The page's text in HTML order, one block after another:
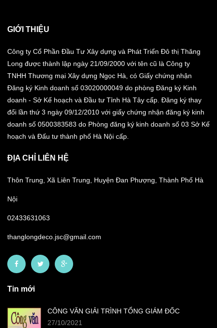
GIỚI THIỆU
Công ty Cổ Phần Đầu Tư Xây dựng và Phát Triển Đô thị Thăng
Long được thành lập ngày 21/09/2000 với tên cũ là Công ty
TNHH Thương mại Xây dựng Ngọc Hà, có Giấy chứng nhận
Đăng ký Kinh doanh số 03020000049 do phòng Đăng ký Kinh
doanh - Sở Kế hoạch và Đầu tư Tỉnh Hà Tây cấp. Đăng ký thay
đổi lần thứ 3 ngày 09/12/2010 với giấy chứng nhận đăng ký kinh
doanh số 0500383583 do Phòng đăng ký kinh doanh số 03 Sở Kế
hoạch và Đấu tư thành phố Hà Nội cấp.
ĐỊA CHỈ LIÊN HỆ
Thôn Trung, Xã Liên Trung, Huyện Đan Phượng, Thành Phố Hà
Nội
02433631063
thanglongdeco.jsc@gmail.com
Tin mới
CÔNG VĂN GIẢI TRÌNH TỔNG GIÁM ĐỐC
27/10/2021